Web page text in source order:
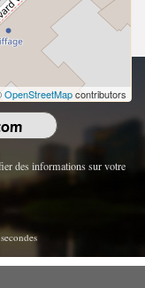
OpenStreetMapcontributors
sont réservés.
des informations sur votre